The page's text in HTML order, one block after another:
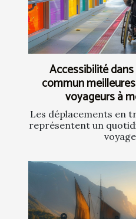
Accessibilité
commun
voyageurs à
Les déplacements en
représentent un